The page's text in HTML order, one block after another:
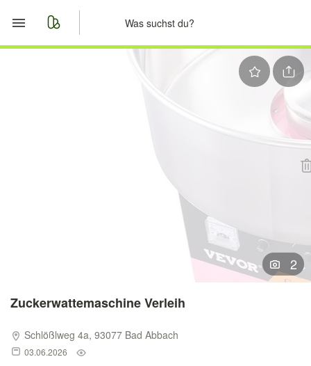
2
Zuckerwattemaschine Verleih
Schlößlweg 4a, 93077 Bad Abbach
03.06.2026